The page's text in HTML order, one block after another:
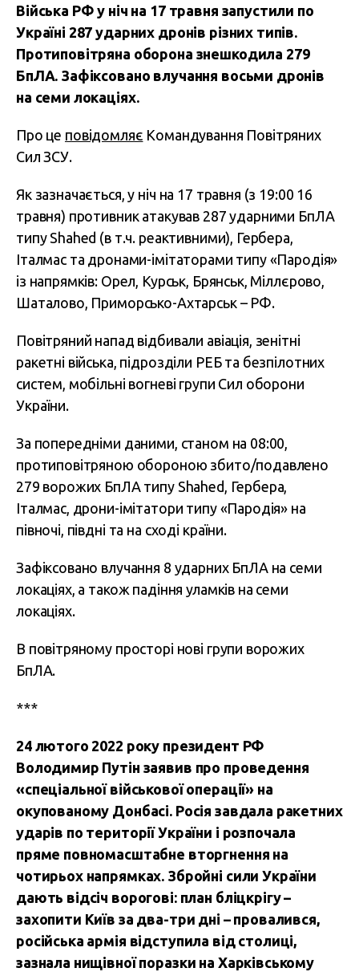
Війська РФ у ніч на 17 травня запустили по
Україні 287 ударних дронів різних типів.
Протиповітряна оборона знешкодила 279
БпЛА. Зафіксовано влучання восьми дронів
на семи локаціях.
Про це повідомляє Командування Повітряних
Сил ЗСУ.
Як зазначається, у ніч на 17 травня (з 19:00 16
травня) противник атакував 287 ударними БпЛА
типу Shahed (в т.ч. реактивними), Гербера,
Італмас та дронами-імітаторами типу «Пародія»
із напрямків: Орел, Курськ, Брянськ, Міллєрово,
Шаталово, Приморсько-Ахтарськ – РФ.
Повітряний напад відбивали авіація, зенітні
ракетні війська, підрозділи РЕБ та безпілотних
систем, мобільні вогневі групи Сил оборони
України.
За попередніми даними, станом на 08:00,
протиповітряною обороною збито/подавлено
279 ворожих БпЛА типу Shahed, Гербера,
Італмас, дрони-імітатори типу «Пародія» на
півночі, півдні та на сході країни.
Зафіксовано влучання 8 ударних БпЛА на семи
локаціях, а також падіння уламків на семи
локаціях.
В повітряному просторі нові групи ворожих
БпЛА.
***
24 лютого 2022 року президент РФ
Володимир Путін заявив про проведення
«спеціальної військової операції» на
окупованому Донбасі. Росія завдала ракетних
ударів по території України і розпочала
пряме повномасштабне вторгнення на
чотирьох напрямках. Збройні сили України
дають відсіч ворогові: план бліцкрігу –
захопити Київ за два-три дні – провалився,
російська армія відступила від столиці,
зазнала нищівної поразки на Харківському